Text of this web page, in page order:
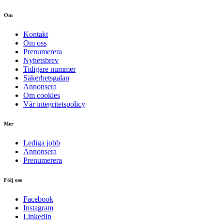
Om
Kontakt
Om oss
Prenumerera
Nyhetsbrev
Tidigare nummer
Säkerhetsgalan
Annonsera
Om cookies
Vår integritetspolicy
Mer
Lediga jobb
Annonsera
Prenumerera
Följ oss
Facebook
Instagram
LinkedIn